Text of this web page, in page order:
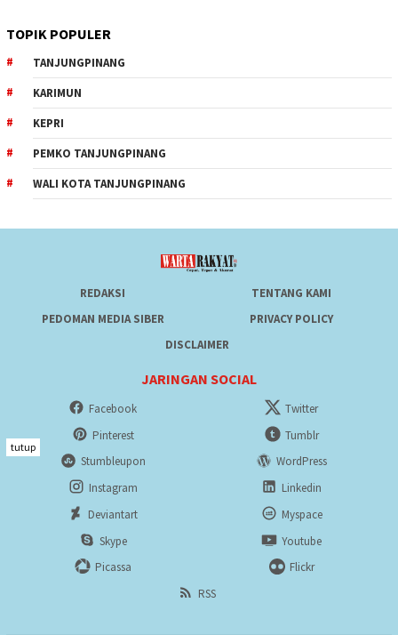
TOPIK POPULER
TANJUNGPINANG
KARIMUN
KEPRI
PEMKO TANJUNGPINANG
WALI KOTA TANJUNGPINANG
REDAKSI
TENTANG KAMI
PEDOMAN MEDIA SIBER
PRIVACY POLICY
DISCLAIMER
JARINGAN SOCIAL
Facebook
Twitter
Pinterest
Tumblr
Stumbleupon
WordPress
Instagram
Linkedin
Deviantart
Myspace
Skype
Youtube
Picassa
Flickr
RSS
tutup